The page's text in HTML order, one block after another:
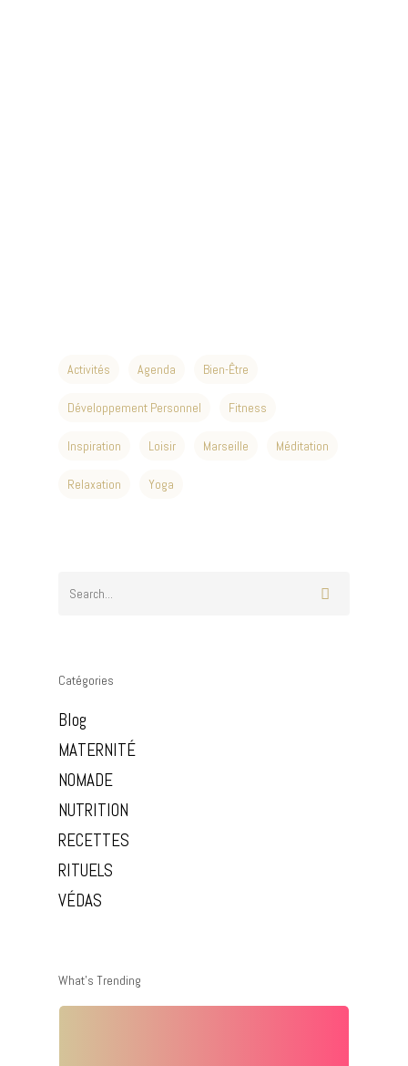
Activités Agenda Bien-Être
Développement Personnel Fitness
Inspiration Loisir Marseille Méditation
Relaxation Yoga
Catégories
Blog
MATERNITÉ
NOMADE
NUTRITION
RECETTES
RITUELS
VÉDAS
What’s Trending